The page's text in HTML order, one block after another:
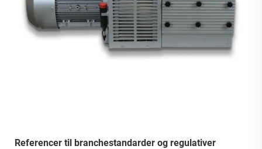
Referencer til branchestandarder og regulativer